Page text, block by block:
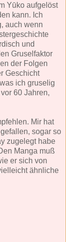
Yūko aufgelöst
kann. Ich
auch wenn
und
Gruselfaktor
der Folgen
Geschicht
ich gruselig
60 Jahren,
Mir hat
sogar so
zugelegt habe
Manga muß
er sich von
ähnliche